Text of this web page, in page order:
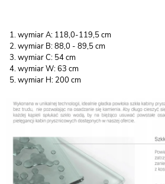
wymiar A: 118,0-119,5 cm
wymiar B: 88,0 - 89,5 cm
wymiar C: 54 cm
wymiar W: 63 cm
wymiar H: 200 cm